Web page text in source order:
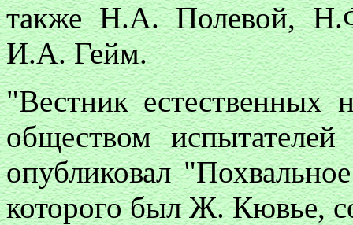
также H.A. Полевой,
И.А. Гейм.
"Вестник естественных
обществом
опубликовал
которого был Ж. Кювье,